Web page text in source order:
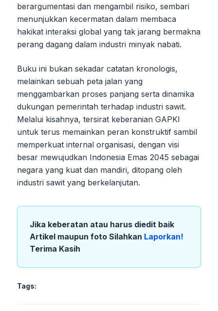
berargumentasi dan mengambil risiko, sembari
menunjukkan kecermatan dalam membaca
hakikat interaksi global yang tak jarang bermakna
perang dagang dalam industri minyak nabati.
Buku ini bukan sekadar catatan kronologis,
melainkan sebuah peta jalan yang
menggambarkan proses panjang serta dinamika
dukungan pemerintah terhadap industri sawit.
Melalui kisahnya, tersirat keberanian GAPKI
untuk terus memainkan peran konstruktif sambil
memperkuat internal organisasi, dengan visi
besar mewujudkan Indonesia Emas 2045 sebagai
negara yang kuat dan mandiri, ditopang oleh
industri sawit yang berkelanjutan.
Jika keberatan atau harus diedit baik
Artikel maupun foto Silahkan Laporkan!
Terima Kasih
Tags: